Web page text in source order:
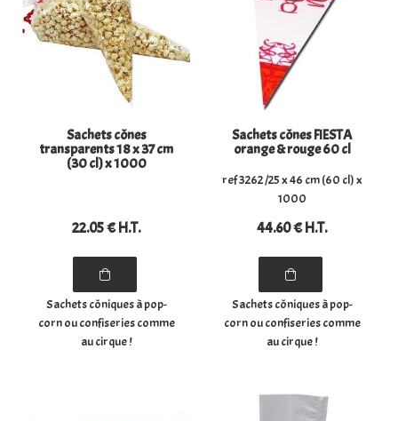
Sachets cônes
transparents 18 x 37 cm
(30 cl) x 1000
22.05€H.T.
Sachets côniques à pop-
corn ou confiseries comme
au cirque !
Sachets cônes FIESTA
orange & rouge 60 cl
ref 3262 /25 x 46 cm (60 cl) x
1000
44.60€H.T.
Sachets côniques à pop-
corn ou confiseries comme
au cirque !